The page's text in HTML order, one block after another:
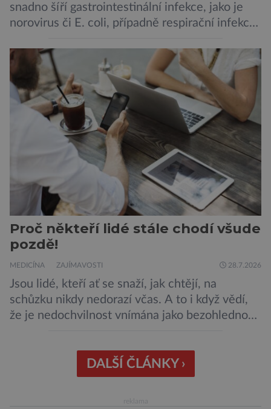
snadno šíří gastrointestinální infekce, jako je
norovirus či E. coli, případně respirační infekce,
Ovšem slyšet o prvním ohnisku hantaviru na
výletní lodi bylo znepokojivé i pro odborníky.
Zdá se, že nebezpečí bylo prozatím zažehnáno.
Máme se bát nové pandemie? Hantavirus […]
Proč někteří lidé stále chodí všude
pozdě!
MEDICÍNA ZAJÍMAVOSTI 28.7.2026
Jsou lidé, kteří ať se snaží, jak chtějí, na
schůzku nikdy nedorazí včas. A to i když vědí,
že je nedochvilnost vnímána jako bezohlednost
chodí chronicky pozdě, možná úplně nemohou.
Jaké jsou nejčastější příčiny nedochvilnosti? A
DALŠÍ ČLÁNKY ›